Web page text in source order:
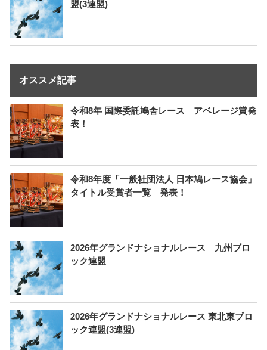
盟(3連盟)
オススメ記事
令和8年 国際委託鳩舎レース アベレージ賞発
表！
令和8年度「一般社団法人 日本鳩レース協会」
タイトル受賞者一覧 発表！
2026年グランドナショナルレース 九州ブロ
ック連盟
2026年グランドナショナルレース 東北東ブロ
ック連盟(3連盟)